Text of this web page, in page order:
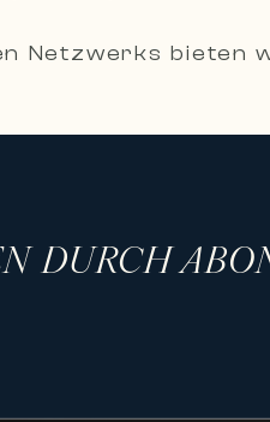
Netzwerks bieten
DURCH